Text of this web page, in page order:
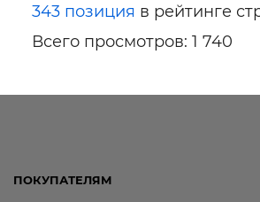
343 позиция в рейтинге
Всего просмотров: 1 740
ПОКУПАТЕЛЯМ